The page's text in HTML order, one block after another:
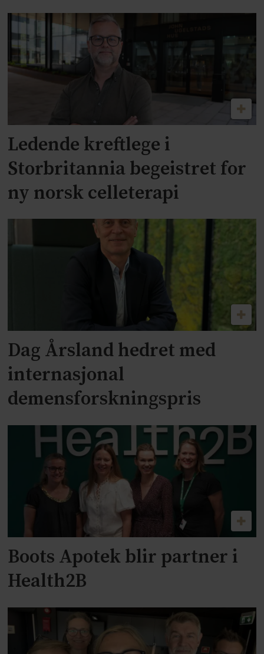
Ledende kreftlege i
Storbritannia begeistret for
ny norsk celleterapi
Dag Årsland hedret med
internasjonal
demensforskningspris
Boots Apotek blir partner i
Health2B